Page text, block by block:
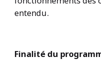
entendu.
Finalité du